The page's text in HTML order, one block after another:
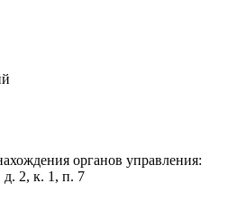
органов управления:
д. 2, к. 1, п. 7